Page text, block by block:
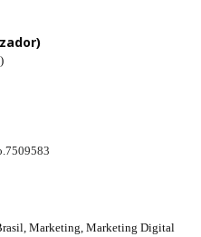
Marketing, Marketing Digital